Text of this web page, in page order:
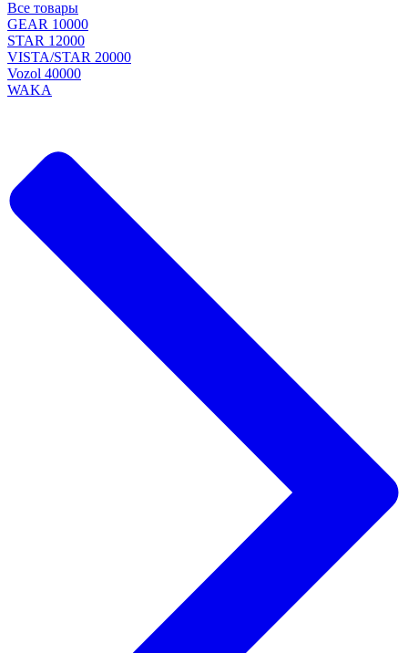
Все товары
GEAR 10000
STAR 12000
VISTA/STAR 20000
Vozol 40000
WAKA